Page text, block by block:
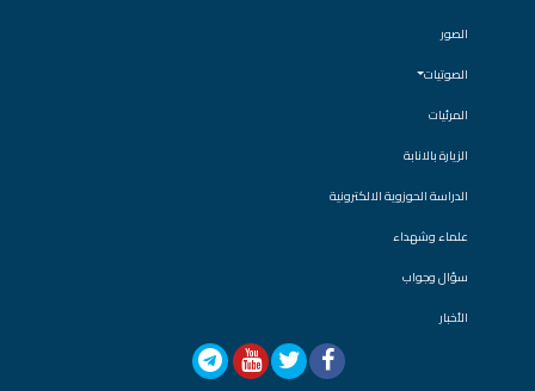
الصور
الصوتيات
المرئيات
الزيارة بالانابة
الدراسة الحوزوية الالكترونية
علماء وشهداء
سؤال وجواب
الأخبار